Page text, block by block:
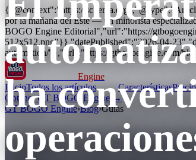
{"@context":"https://
por la mañana del Este — un minorista
BOGO Engine Editorial","url":"https://
512x512.png"}},"datePublished":"2026-04-
automation/"},"url":"https://gtbogoengine.com/
Engine
InicioTodos los artículos Características
Obtener GT BOGO Engine →
GT BOGO Engine›Blog›Guías
ha